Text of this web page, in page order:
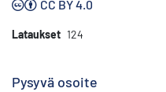
CC BY 4.0
Lataukset 124
Pysyvä osoite